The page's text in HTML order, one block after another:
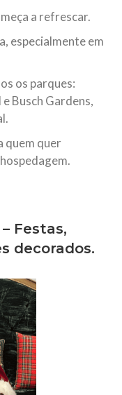
a refrescar.
especialmente em
os parques:
Busch Gardens,
quem quer
Festas,
decorados.